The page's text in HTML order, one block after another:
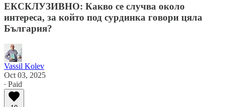
ЕКСКЛУЗИВНО: Какво се случва около
интереса, за който под сурдинка говори цяла
България?
Vassil Kolev
Oct 03, 2025
∙ Paid